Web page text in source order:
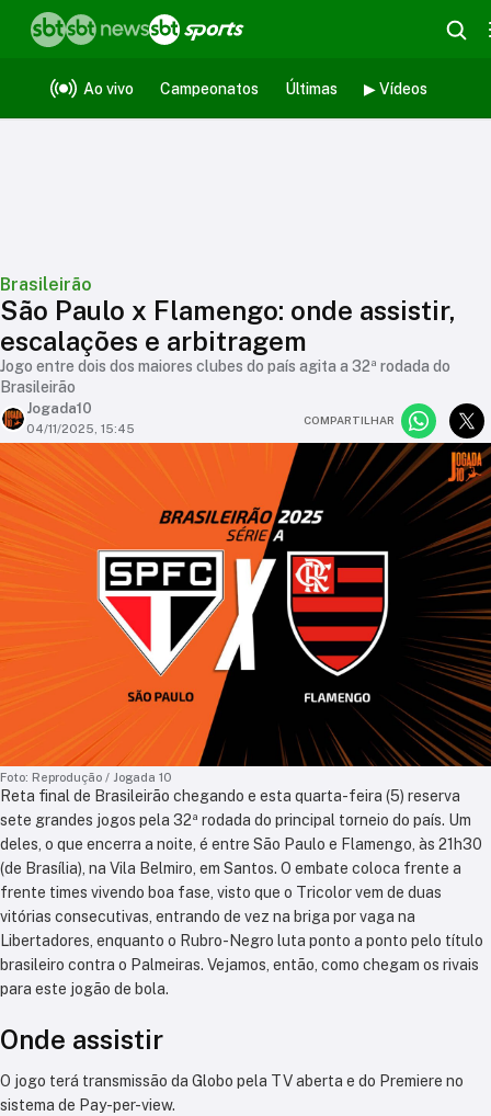
Ao vivo Campeonatos Últimas ▶ Vídeos
Brasileirão
São Paulo x Flamengo: onde assistir,
escalações e arbitragem
Jogo entre dois dos maiores clubes do país agita a 32ª rodada do
Brasileirão
Jogada10
04/11/2025, 15:45
COMPARTILHAR
Foto: Reprodução / Jogada 10
Reta final de Brasileirão chegando e esta quarta-feira (5) reserva
sete grandes jogos pela 32ª rodada do principal torneio do país. Um
deles, o que encerra a noite, é entre São Paulo e Flamengo, às 21h30
(de Brasília), na Vila Belmiro, em Santos. O embate coloca frente a
frente times vivendo boa fase, visto que o Tricolor vem de duas
vitórias consecutivas, entrando de vez na briga por vaga na
Libertadores, enquanto o Rubro-Negro luta ponto a ponto pelo título
brasileiro contra o Palmeiras. Vejamos, então, como chegam os rivais
para este jogão de bola.
Onde assistir
O jogo terá transmissão da Globo pela TV aberta e do Premiere no
sistema de Pay-per-view.